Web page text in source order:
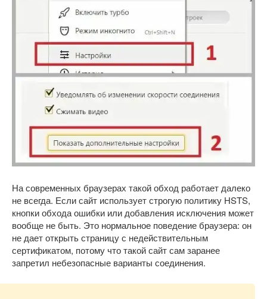
На современных браузерах такой обход работает далеко
не всегда. Если сайт использует строгую политику HSTS,
кнопки обхода ошибки или добавления исключения может
вообще не быть. Это нормальное поведение браузера: он
не дает открыть страницу с недействительным
сертификатом, потому что такой сайт сам заранее
запретил небезопасные варианты соединения.